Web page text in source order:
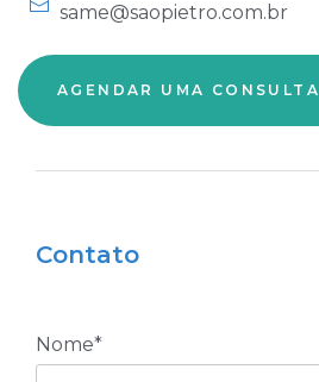
same@saopietro.com.br
AGENDAR UMA CONSULTA
Contato
Nome*